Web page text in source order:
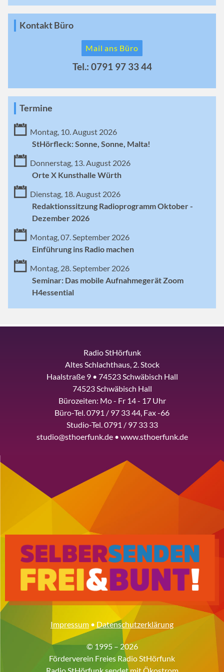
Kontakt Büro
Mail ans Büro
Tel.: 0791 97 33 44
Termine
Montag, 10. August 2026
StHörfleck: Sonne, Sonne, Malta!
Donnerstag, 13. August 2026
Orte X Kunsthalle Würth
Dienstag, 18. August 2026
Redaktionssitzung Radioprogramm Oktober -
Dezember 2026
Montag, 07. September 2026
Einführung ins Radio machen
Montag, 28. September 2026
Seminar: Das mobile Aufnahmegerät Zoom
H4essential
Radio StHörfunk
Altes Schlachthaus, 2. Stock
Haalstraße 9 • 74523 Schwäbisch Hall
74523 Schwäbisch Hall
Bürozeiten: Mo - Fr 14 - 17 Uhr
Büro-Tel. 0791 / 97 33 44, Fax -66
Studio-Tel. 0791 / 97 33 33
studio@sthoerfunk.de • www.sthoerfunk.de
Impressum • Datenschutzerklärung
© 1995 – 2026
Förderverein Freies Radio StHörfunk